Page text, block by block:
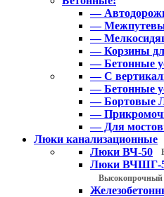
—
—
—
— Корзины
— Бетонные
— С
— Бетонные
— Бортовые
—
— Для
Люки канализационные
Люки ВЧ-50
Люки ВЧШГ-
Высокопрочный